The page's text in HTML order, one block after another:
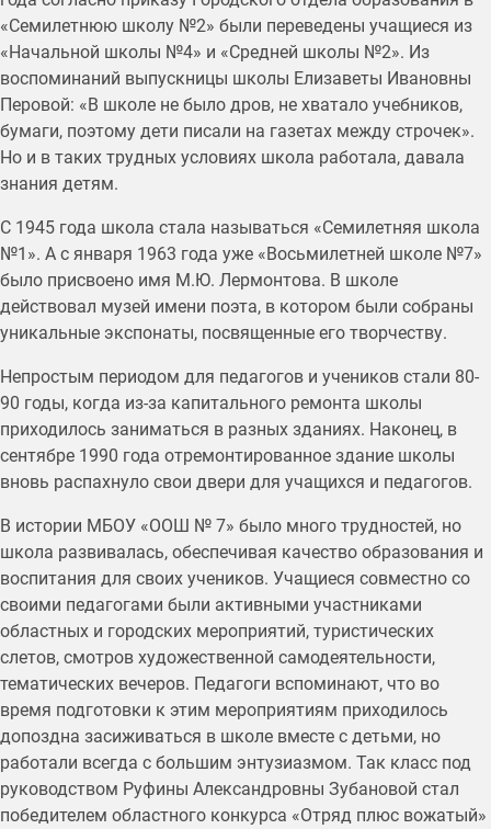
«Семилетнюю школу №2» были переведены учащиеся из
«Начальной школы №4» и «Средней школы №2». Из
воспоминаний выпускницы школы Елизаветы Ивановны
Перовой: «В школе не было дров, не хватало учебников,
бумаги, поэтому дети писали на газетах между строчек».
Но и в таких трудных условиях школа работала, давала
знания детям.
С 1945 года школа стала называться «Семилетняя школа
№1». А с января 1963 года уже «Восьмилетней школе №7»
было присвоено имя М.Ю. Лермонтова. В школе
действовал музей имени поэта, в котором были собраны
уникальные экспонаты, посвященные его творчеству.
Непростым периодом для педагогов и учеников стали 80-
90 годы, когда из-за капитального ремонта школы
приходилось заниматься в разных зданиях. Наконец, в
сентябре 1990 года отремонтированное здание школы
вновь распахнуло свои двери для учащихся и педагогов.
В истории МБОУ «ООШ № 7» было много трудностей, но
школа развивалась, обеспечивая качество образования и
воспитания для своих учеников. Учащиеся совместно со
своими педагогами были активными участниками
областных и городских мероприятий, туристических
слетов, смотров художественной самодеятельности,
тематических вечеров. Педагоги вспоминают, что во
время подготовки к этим мероприятиям приходилось
допоздна засиживаться в школе вместе с детьми, но
работали всегда с большим энтузиазмом. Так класс под
руководством Руфины Александровны Зубановой стал
победителем областного конкурса «Отряд плюс вожатый»